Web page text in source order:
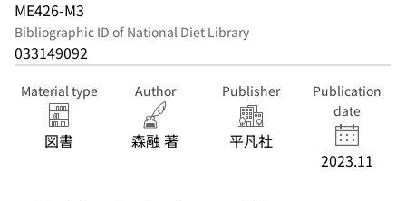
ME426-M3
Bibliographic ID of National Diet Library
033149092
Material type
図書
Author
森融 著
Publisher
平凡社
Publication
date
2023.11